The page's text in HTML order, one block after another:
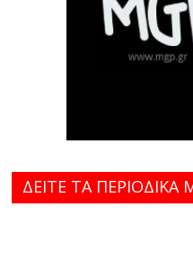
ΔΕΙΤΕ ΤΑ ΠΕΡΙΟΔΙΚΑ